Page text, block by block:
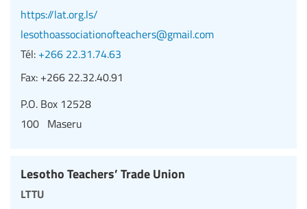
https://lat.org.ls/
lesothoassociationofteachers@gmail.com
Tél: +266 22.31.74.63
Fax: +266 22.32.40.91
P.O. Box 12528
100 Maseru
Lesotho Teachers’ Trade Union
lttu